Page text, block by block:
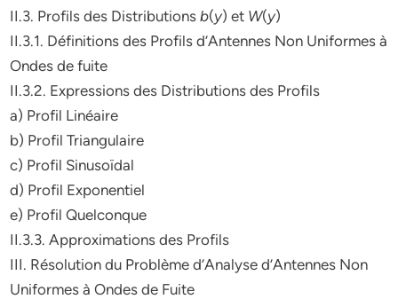
II.3. Profils des Distributionsb(y) et W(y)
II.3.1. Définitions des Profils d’Antennes Non Uniformes à
Ondes de fuite
II.3.2. Expressions des Distributions des Profils
a) Profil Linéaire
b) Profil Triangulaire
c) Profil Sinusoïdal
d) Profil Exponentiel
e) Profil Quelconque
II.3.3. Approximations des Profils
III. Résolution du Problème d’Analyse d’Antennes Non
Uniformes à Ondes de Fuite